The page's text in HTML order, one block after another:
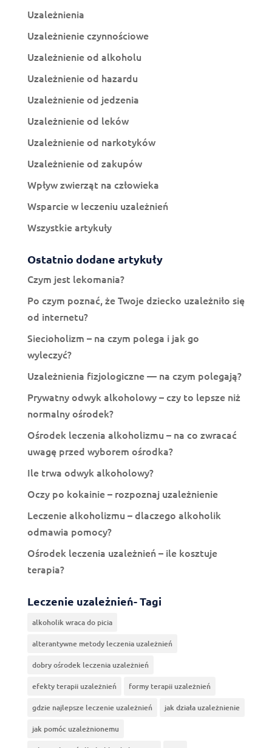
Uzależnienia
Uzależnienie czynnościowe
Uzależnienie od alkoholu
Uzależnienie od hazardu
Uzależnienie od jedzenia
Uzależnienie od leków
Uzależnienie od narkotyków
Uzależnienie od zakupów
Wpływ zwierząt na człowieka
Wsparcie w leczeniu uzależnień
Wszystkie artykuły
Ostatnio dodane artykuły
Czym jest lekomania?
Po czym poznać, że Twoje dziecko uzależniło się
od internetu?
Siecioholizm – na czym polega i jak go
wyleczyć?
Uzależnienia fizjologiczne — na czym polegają?
Prywatny odwyk alkoholowy – czy to lepsze niż
normalny ośrodek?
Ośrodek leczenia alkoholizmu – na co zwracać
uwagę przed wyborem ośrodka?
Ile trwa odwyk alkoholowy?
Oczy po kokainie – rozpoznaj uzależnienie
Leczenie alkoholizmu – dlaczego alkoholik
odmawia pomocy?
Ośrodek leczenia uzależnień – ile kosztuje
terapia?
Leczenie uzależnień- Tagi
alkoholik wraca do picia
alterantywne metody leczenia uzależnień
dobry ośrodek leczenia uzależnień
efekty terapii uzależnień formy terapii uzależnień
gdzie najlepsze leczenie uzależnień jak działa uzależnienie
jak pomóc uzależnionemu